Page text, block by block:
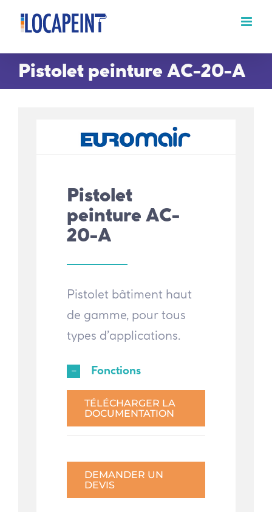
Passer
contenu
Pistolet peinture AC-20-A
Pistolet
peinture AC-
20-A
Pistolet bâtiment haut
de gamme, pour tous
types d’applications.
Fonctions
TÉLÉCHARGER LA
DOCUMENTATION
DEMANDER UN
DEVIS